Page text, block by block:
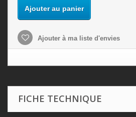
Ajouter au panier
Ajouter à ma liste d'envies
FICHE TECHNIQUE